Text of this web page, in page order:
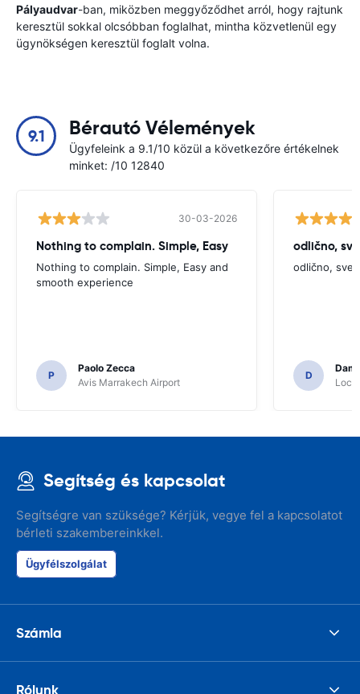
Pályaudvar-ban, miközben meggyőződhet arról, hogy rajtunk
keresztül sokkal olcsóbban foglalhat, mintha közvetlenül egy
ügynökségen keresztül foglalt volna.
9.1 Bérautó Vélemények
Ügyfeleink a 9.1/10 közül a következőre értékelnek
minket: /10 12840
30-03-2026
Nothing to complain. Simple, Easy
Nothing to complain. Simple, Easy and
smooth experience
P
Paolo Zecca
Avis Marrakech Airport
odlično,
odlično, sve
D
Segítség és kapcsolat
Segítségre van szüksége? Kérjük, vegye fel a kapcsolatot
bérleti szakembereinkkel.
Ügyfélszolgálat
Számla
Rólunk